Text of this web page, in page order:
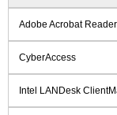
Adobe Acrobat Reader
CyberAccess
Intel LANDesk